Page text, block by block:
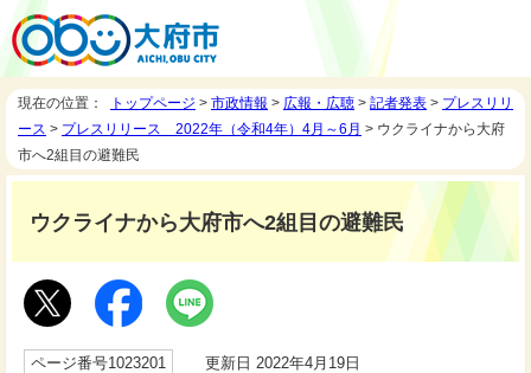
現在の位置： トップページ > 市政情報 > 広報・広聴 > 記者発表 > プレスリリ
ース > プレスリリース 2022年（令和4年）4月～6月 > ウクライナから大府
市へ2組目の避難民
ウクライナから大府市へ2組目の避難民
ページ番号1023201 更新日 2022年4月19日